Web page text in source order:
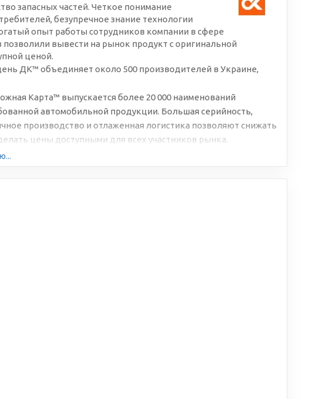
запасных частей. Четкое понимание
безупречное знание технологии
опыт работы сотрудников компании в сфере
вывести на рынок продукт с оригинальной
ценой.
ДК™ объединяет около 500 производителей в Украине,
Карта™ выпускается более 20 000 наименований
автомобильной продукции. Большая серийность,
производство и отлаженная логистика позволяют снижать
цены доступными для всех участников рынка.